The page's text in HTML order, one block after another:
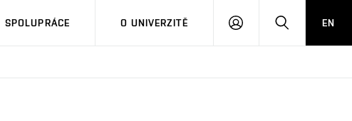
SPOLUPRÁCE O UNIVERZITĚ
PŘIHLÁSIT HLEDATEN